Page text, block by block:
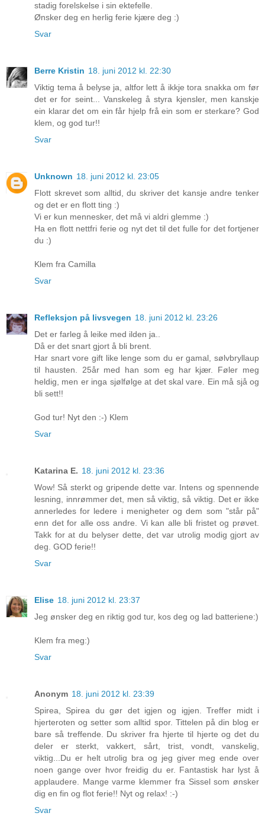
stadig forelskelse i sin ektefelle.
Ønsker deg en herlig ferie kjære deg :)
Svar
Berre Kristin 18. juni 2012 kl. 22:30
Viktig tema å belyse ja, altfor lett å ikkje tora snakka om før
det er for seint... Vanskeleg å styra kjensler, men kanskje
ein klarar det om ein får hjelp frå ein som er sterkare? God
klem, og god tur!!
Svar
Unknown 18. juni 2012 kl. 23:05
Flott skrevet som alltid, du skriver det kansje andre tenker
og det er en flott ting :)
Vi er kun mennesker, det må vi aldri glemme :)
Ha en flott nettfri ferie og nyt det til det fulle for det fortjener
du :)
Klem fra Camilla
Svar
Refleksjon på livsvegen 18. juni 2012 kl. 23:26
Det er farleg å leike med ilden ja..
Då er det snart gjort å bli brent.
Har snart vore gift like lenge som du er gamal, sølvbryllaup
til hausten. 25år med han som eg har kjær. Føler meg
heldig, men er inga sjølfølge at det skal vare. Ein må sjå og
bli sett!!
God tur! Nyt den :-) Klem
Svar
Katarina E. 18. juni 2012 kl. 23:36
Wow! Så sterkt og gripende dette var. Intens og spennende
lesning, innrømmer det, men så viktig, så viktig. Det er ikke
annerledes for ledere i menigheter og dem som "står på"
enn det for alle oss andre. Vi kan alle bli fristet og prøvet.
Takk for at du belyser dette, det var utrolig modig gjort av
deg. GOD ferie!!
Svar
Elise 18. juni 2012 kl. 23:37
Jeg ønsker deg en riktig god tur, kos deg og lad batteriene:)
Klem fra meg:)
Svar
Anonym 18. juni 2012 kl. 23:39
Spirea, Spirea du gør det igjen og igjen. Treffer midt i
hjerteroten og setter som alltid spor. Tittelen på din blog er
bare så treffende. Du skriver fra hjerte til hjerte og det du
deler er sterkt, vakkert, sårt, trist, vondt, vanskelig,
viktig...Du er helt utrolig bra og jeg giver meg ende over
noen gange over hvor freidig du er. Fantastisk har lyst å
applaudere. Mange varme klemmer fra Sissel som ønsker
dig en fin og flot ferie!! Nyt og relax! :-)
Svar